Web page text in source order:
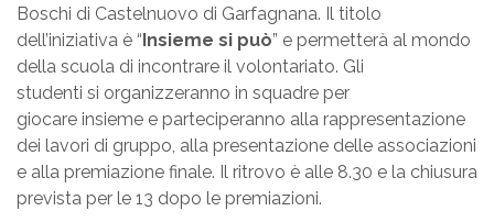
Boschi di Castelnuovo di Garfagnana. Il titolo
dell’iniziativa è “ Insieme si può” e permetterà al mondo
della scuola di incontrare il volontariato. Gli
studenti si organizzeranno in squadre per
giocare insieme e parteciperanno alla rappresentazione
dei lavori di gruppo, alla presentazione delle associazioni
e alla premiazione finale. Il ritrovo è alle 8.30 e la chiusura
prevista per le 13 dopo le premiazioni.